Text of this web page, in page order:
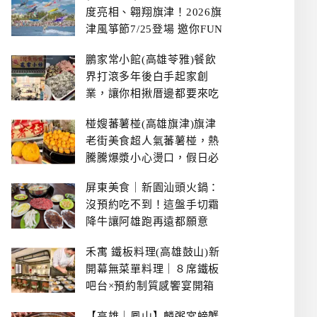
度亮相、翱翔旗津！2026旗
津風箏節7/25登場 邀你FUN
鵬家常小館(高雄苓雅)餐飲
界打滾多年後白手起家創
業，讓你相揪厝邊都要來吃
椪嫂蕃薯椪(高雄旗津)旗津
老街美食超人氣蕃薯椪，熱
騰騰爆漿小心燙口，假日必
屏東美食｜新園汕頭火鍋：
沒預約吃不到！這盤手切霜
降牛讓阿雄跑再遠都願意
禾寓 鐵板料理(高雄鼓山)新
開幕無菜單料理｜８席鐵板
吧台×預約制質感饗宴開箱